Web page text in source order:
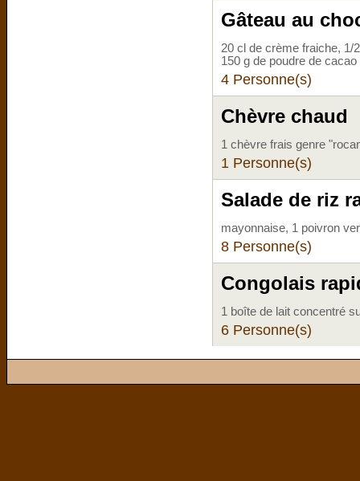
Gâteau au
20 cl de crème fraiche, 1/
150 g de poudre de cacao
4 Personne(s)
Chèvre chaud
1 chèvre frais genre
1 Personne(s)
Salade de riz
mayonnaise, 1 poivron
8 Personne(s)
Congolais
1 boîte de lait concentré
6 Personne(s)